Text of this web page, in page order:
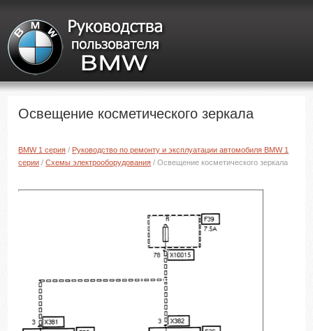
Освещение косметического зеркала
BMW 1 серия / Руководство по ремонту и эксплуатации автомобиля BMW 1
серии /Схемы электрооборудования / Освещение косметического зеркала